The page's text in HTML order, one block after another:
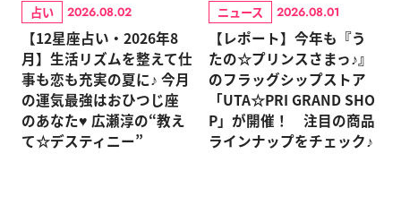
占い 2026.08.02
【12星座占い・2026年8
月】生活リズムを整えて仕
事も恋も充実の夏に♪ 今月
の運気最強はおひつじ座
のあなた♥ 広瀬淳の“教え
て☆デスティニー”
ニュース 2026.08.01
【レポート】今年も『う
たの☆プリンスさまっ♪』
のフラッグシップストア
「UTA☆PRI GRAND SHO
P」が開催！ 注目の商品
ラインナップをチェック♪